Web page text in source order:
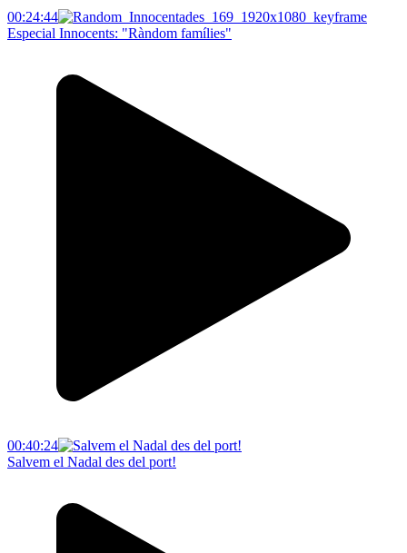
00:24:44
Especial Innocents: "Ràndom famílies"
00:40:24
Salvem el Nadal des del port!